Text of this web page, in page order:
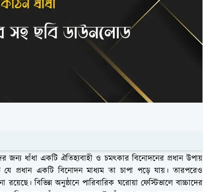
জন্য ধাঁধা একটি ঐতিহ্যবাহী ও চমৎকার বিনোদনের প্রধান উপায়
প্রধান একটি বিনোদন মাধ্যম তা চাপা পড়ে যায়। তারপরেও
বিভিন্ন অনুষ্ঠানে পারিবারিক ঘরোয়া ফেস্টিভালে বাচ্চাদের